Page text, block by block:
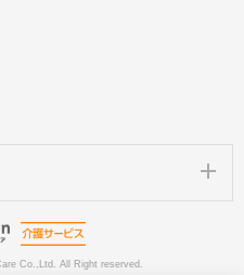
Co.,Ltd. All Right reserved.